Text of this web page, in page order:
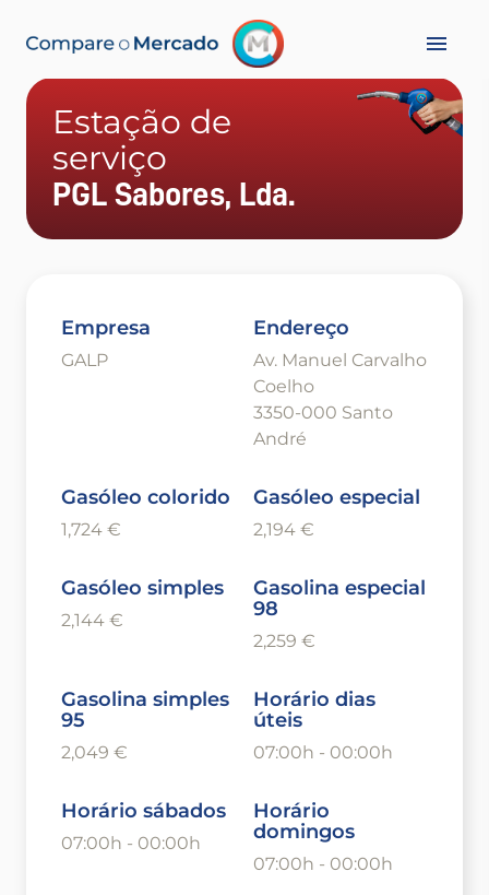
Estação de
serviço
PGL Sabores, Lda.
Empresa
GALP
Endereço
Av. Manuel Carvalho
Coelho
3350-000 Santo
André
Gasóleo colorido
1,724 €
Gasóleo especial
2,194 €
Gasóleo simples
2,144 €
Gasolina especial
98
2,259 €
Gasolina simples
95
2,049 €
Horário dias
úteis
07:00h - 00:00h
Horário sábados
07:00h - 00:00h
Horário
domingos
07:00h - 00:00h